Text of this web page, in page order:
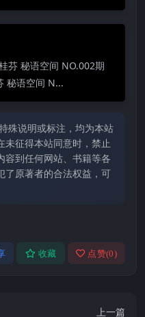
芬 秘语空间 NO.002期
秘语空间 N...
殊说明或标注，均为本站
未征得本站同意时，禁止
容到任何网站、书籍等各
了原著者的合法权益，可
收藏 点赞(0)
上一篇